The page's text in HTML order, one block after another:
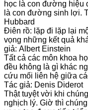
học là con đường hiệu
là con đường sinh lợi.
Hubbard
Điên rồ: lặp đi lặp lại
vọng những kết quả
giả: Albert Einstein
Tất cả các môn khoa
đều không là gì khác
cứu mối liên hệ giữa
Tác giả: Denis Diderot
Thật tuyệt vời khi
nghịch lý. Giờ thì